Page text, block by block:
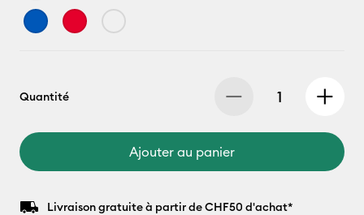
Quantité
Ajouter au panier
Livraison gratuite à partir de CHF50 d'achat*